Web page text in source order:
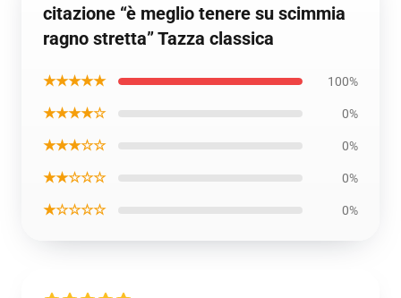
citazione “è meglio tenere su scimmia
ragno stretta” Tazza classica
★★★★★ 100%
★★★★☆ 0%
★★★☆☆ 0%
★★☆☆☆ 0%
★☆☆☆☆ 0%